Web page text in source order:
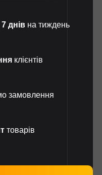
7 днів на тиждень
клієнтів
замовлення
товарів